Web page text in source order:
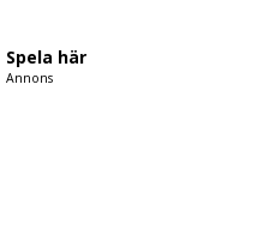
Spela här
Annons